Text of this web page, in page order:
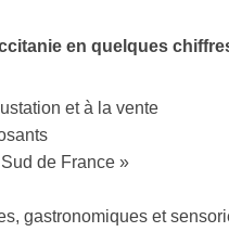
en quelques
et à la vente
de France »
gastronomiques et